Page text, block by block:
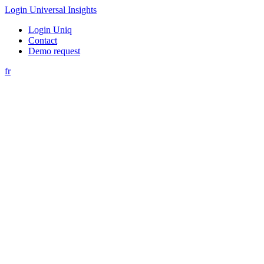
Login Universal Insights
Login Uniq
Contact
Demo request
fr